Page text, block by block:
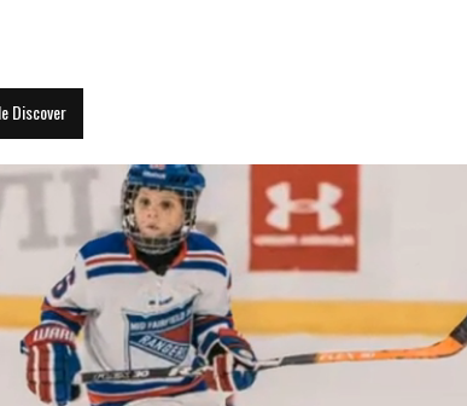
Discover